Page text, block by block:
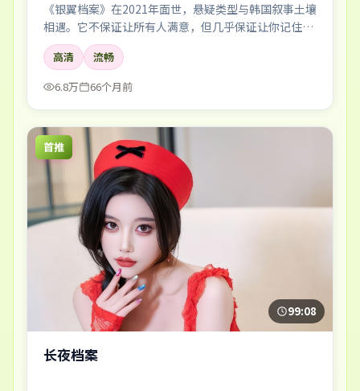
《银翼档案》在2021年面世，悬疑类型与韩国叙事土壤
相遇。它不保证让所有人满意，但几乎保证让你记住一
两个镜头、一两句对白，以及散场后心里那点挥之不去
的回声。
高清
流畅
6.8万
66个月前
首推
99:08
长夜档案